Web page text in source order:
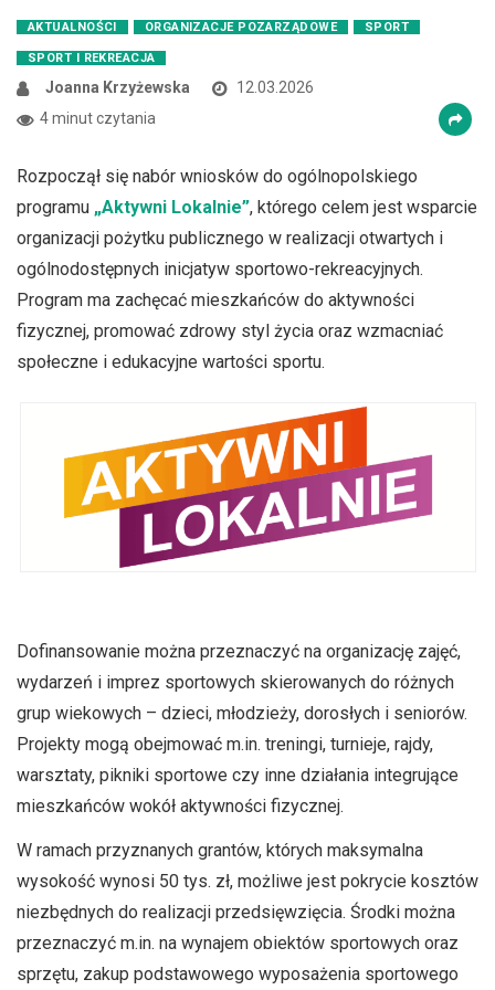
AKTUALNOŚCI ORGANIZACJE POZARZĄDOWE SPORT
SPORT I REKREACJA
Joanna Krzyżewska
12.03.2026
4 minut czytania
Rozpoczął się nabór wniosków do ogólnopolskiego
programu „Aktywni Lokalnie”, którego celem jest wsparcie
organizacji pożytku publicznego w realizacji otwartych i
ogólnodostępnych inicjatyw sportowo-rekreacyjnych.
Program ma zachęcać mieszkańców do aktywności
fizycznej, promować zdrowy styl życia oraz wzmacniać
społeczne i edukacyjne wartości sportu.
Dofinansowanie można przeznaczyć na organizację zajęć,
wydarzeń i imprez sportowych skierowanych do różnych
grup wiekowych – dzieci, młodzieży, dorosłych i seniorów.
Projekty mogą obejmować m.in. treningi, turnieje, rajdy,
warsztaty, pikniki sportowe czy inne działania integrujące
mieszkańców wokół aktywności fizycznej.
W ramach przyznanych grantów, których maksymalna
wysokość wynosi 50 tys. zł, możliwe jest pokrycie kosztów
niezbędnych do realizacji przedsięwzięcia. Środki można
przeznaczyć m.in. na wynajem obiektów sportowych oraz
sprzętu, zakup podstawowego wyposażenia sportowego